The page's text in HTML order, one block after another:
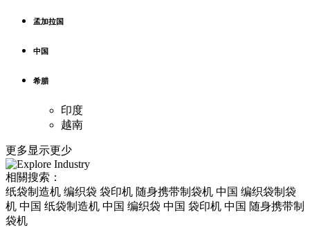
孟加拉国
中国
希腊
印度
越南
更多显示更少
相關搜索：
纸袋制造机 编织袋 袋印机 随身携带制袋机 中国 编织袋制袋
机 中国 纸袋制造机 中国 编织袋 中国 袋印机 中国 随身携带制
袋机